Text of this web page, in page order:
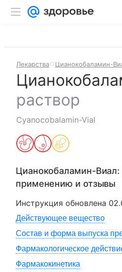
Лекарства Цианокобаламин-
раствор
Cyanocobalamin-Vial
Цианокобаламин-Виал:
применению и отзывы
Инструкция обновлена
Действующее вещество
Состав и форма выпуска
Фармакологическое
Фармакокинетика